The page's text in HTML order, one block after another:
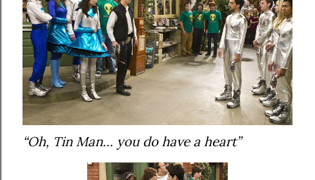
“Oh, Tin Man… you do have a heart”